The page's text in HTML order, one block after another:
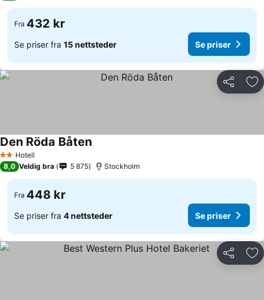
Fra 432 kr
Se priser fra 15 nettsteder Se priser
Del
2 Stjerner
Hotell
Den Röda Båten
8,0 Veldig bra 5 875 Stockholm
Fra 448 kr
Se priser fra 4 nettsteder Se priser
Del